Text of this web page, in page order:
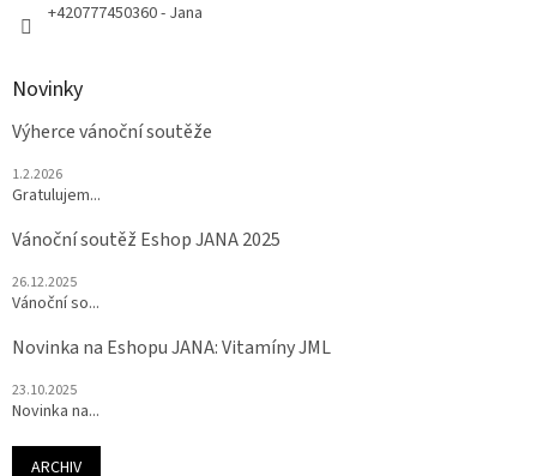
+420777450360 - Jana
Novinky
Výherce vánoční soutěže
1.2.2026
Gratulujem...
Vánoční soutěž Eshop JANA 2025
26.12.2025
Vánoční so...
Novinka na Eshopu JANA: Vitamíny JML
23.10.2025
Novinka na...
ARCHIV